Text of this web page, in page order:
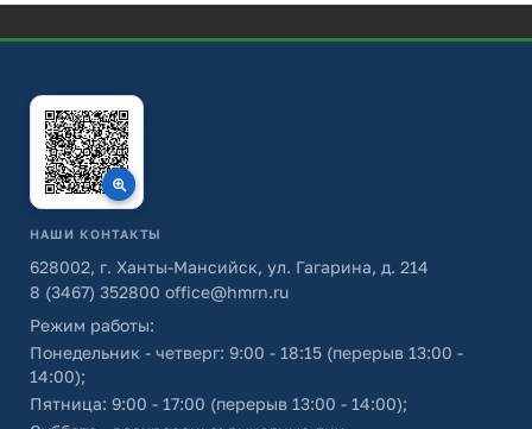
НАШИ КОНТАКТЫ
628002, г. Ханты-Мансийск, ул. Гагарина, д. 214
8 (3467) 352800 office@hmrn.ru
Режим работы:
Понедельник - четверг: 9:00 - 18:15 (перерыв 13:00 -
14:00);
Пятница: 9:00 - 17:00 (перерыв 13:00 - 14:00);